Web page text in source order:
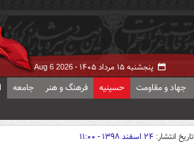
پنجشنبه ۱۵ مرداد ۱۴۰۵ - Aug 6 2026
جهاد و مقاومت حسینیه فرهنگ و هنر جامعه
تاریخ انتشار: ۲۴ اسفند ۱۳۹۸ - ۱۱:۰۰